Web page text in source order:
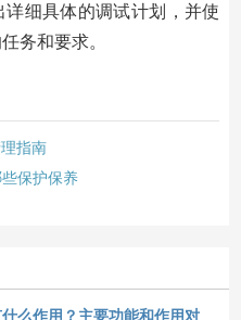
细具体的调试计划，并使
务和要求。
指南
保护保养
么作用？主要功能和作用对